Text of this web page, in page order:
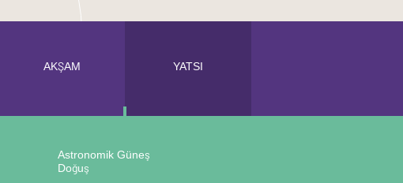
AKŞAM YATSI
Astronomik Güneş
Doğuş